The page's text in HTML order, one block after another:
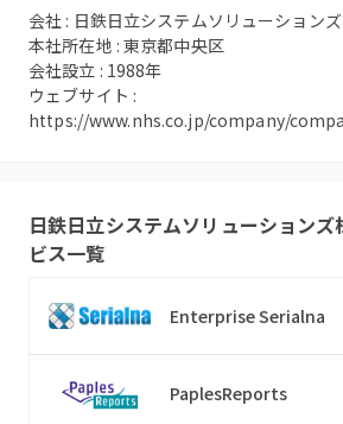
会社 : 日鉄日立システムソリューション
本社所在地 :東京都中央区
会社設立 : 1988年
ウェブサイト :
https://www.nhs.co.jp/company/
日鉄日立システムソリューションズ
ビス一覧
Enterprise Serialna
PaplesReports